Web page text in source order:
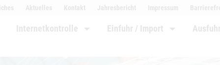
Internetkontrolle Einfuhr / Import